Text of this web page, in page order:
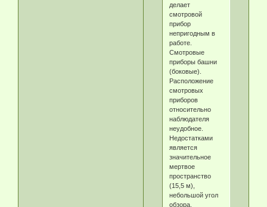
делает
смотровой
прибор
непригодным в
работе.
Смотровые
приборы башни
(боковые).
Расположение
смотровых
приборов
относительно
наблюдателя
неудобное.
Недостатками
является
значительное
мертвое
пространство
(15,5 м),
небольшой угол
обзора,